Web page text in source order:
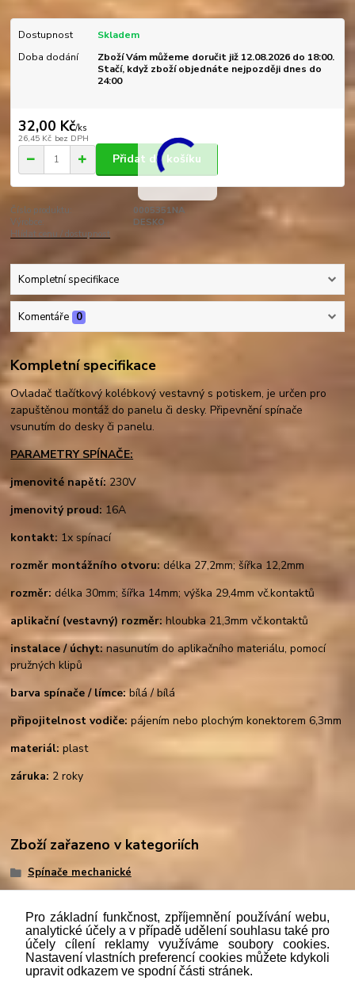
Dostupnost
Skladem
Doba dodání
Zboží Vám můžeme doručit již 12.08.2026 do 18:00.
Stačí, když zboží objednáte nejpozději dnes do
24:00
32,00 Kč/ks
26,45 Kč bez DPH
Přidat do košíku
Číslo produktu:
0005351NA
Výrobce:
DESKO
Hlídat cenu / dostupnost
Kompletní specifikace
Komentáře 0
Kompletní specifikace
Ovladač tlačítkový kolébkový vestavný s potiskem, je určen pro
zapuštěnou montáž do panelu či desky. Připevnění spínače
vsunutím do desky či panelu.
PARAMETRY SPÍNAČE:
jmenovité napětí:230V
jmenovitý proud: 16A
kontakt: 1x spínací
rozměr montážního otvoru:délka 27,2mm; šířka 12,2mm
rozměr: délka 30mm; šířka 14mm; výška 29,4mm vč.kontaktů
aplikační (vestavný) rozměr:hloubka 21,3mm vč.kontaktů
instalace / úchyt:nasunutím do aplikačního materiálu, pomocí
pružných klipů
barva spínače / límce:bílá / bílá
připojitelnost vodiče:pájením nebo plochým konektorem 6,3mm
materiál: plast
záruka: 2 roky
Zboží zařazeno v kategoriích
Spínače mechanické
Podlezákona č. 112/mmmmm2016 Sb. o evidenci tržeb je
prodávající povinen vystavit kupujícímu účtenku. Zároveň je
Pro základní funkčnost, zpříjemnění používání webu,
analytické účely a v případě udělení souhlasu také pro
účely cílení reklamy využíváme soubory cookies.
Nastavení vlastních preferencí cookies můžete kdykoli
upravit odkazem ve spodní části stránek.